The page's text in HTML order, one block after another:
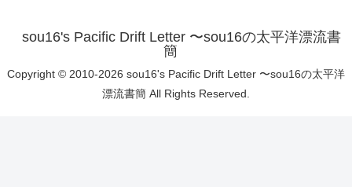
sou16's Pacific Drift Letter 〜sou16の太平洋漂流書
簡
Copyright © 2010-2026 sou16's Pacific Drift Letter 〜sou16の太平洋
漂流書簡 All Rights Reserved.